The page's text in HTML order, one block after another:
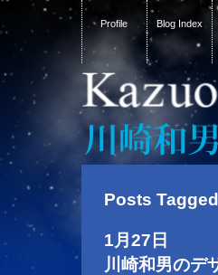
Profile Blog Index
Posts Tagged
1月27日
川崎和男のデ